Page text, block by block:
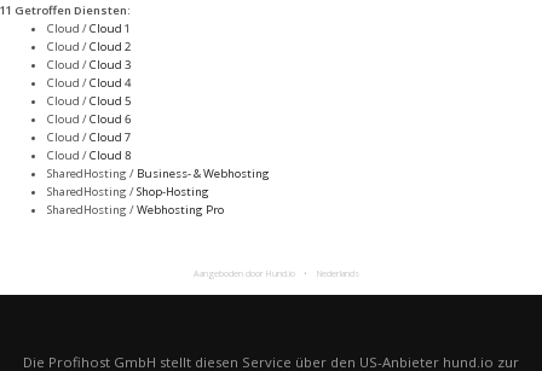
11 Getroffen Diensten:
Cloud /Cloud 1
Cloud /Cloud 2
Cloud /Cloud 3
Cloud /Cloud 4
Cloud /Cloud 5
Cloud /Cloud 6
Cloud /Cloud 7
Cloud /Cloud 8
SharedHosting / Business- & Webhosting
SharedHosting /Shop-Hosting
SharedHosting /Webhosting Pro
Aangeboden door Hund.io Nederlands
Die Profihost GmbH stellt diesen Service über den US-Anbieter hund.io zur